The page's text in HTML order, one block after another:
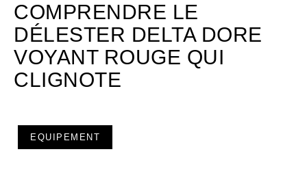
COMPRENDRE LE
DÉLESTER DELTA DORE
VOYANT ROUGE QUI
CLIGNOTE
EQUIPEMENT